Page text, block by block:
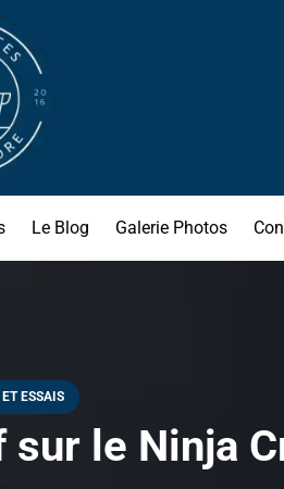
Le Blog Galerie Photos
ESSAIS
sur le Ninja